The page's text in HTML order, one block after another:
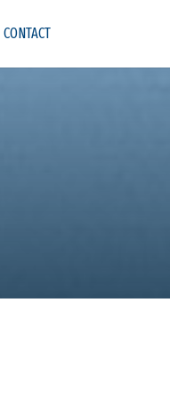
CONTACT